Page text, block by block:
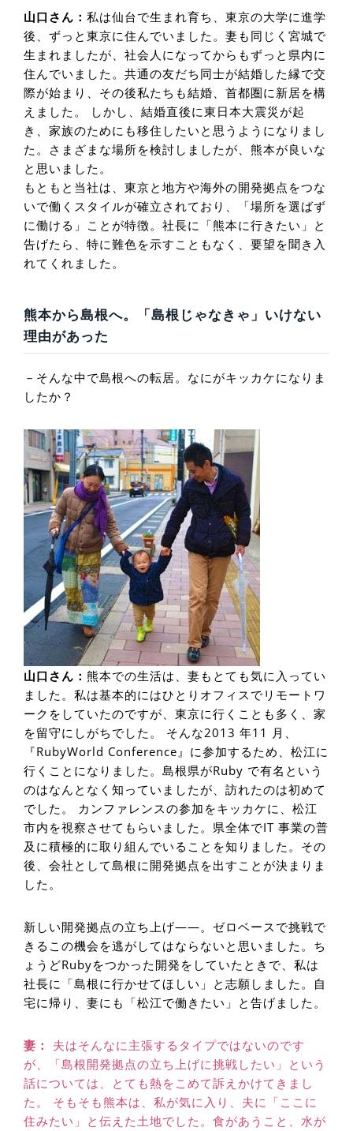
山口さん： 私は仙台で生まれ育ち、東京の大学に進学
後、ずっと東京に住んでいました。妻も同じく宮城で
生まれましたが、社会人になってからもずっと県内に
住んでいました。共通の友だち同士が結婚した縁で交
際が始まり、その後私たちも結婚、首都圏に新居を構
えました。 しかし、結婚直後に東日本大震災が起
き、家族のためにも移住したいと思うようになりまし
た。さまざまな場所を検討しましたが、熊本が良いな
と思いました。
もともと当社は、東京と地方や海外の開発拠点をつな
いで働くスタイルが確立されており、「場所を選ばず
に働ける」ことが特徴。社長に「熊本に行きたい」と
告げたら、特に難色を示すこともなく、要望を聞き入
れてくれました。
熊本から島根へ。「島根じゃなきゃ」いけない
理由があった
－そんな中で島根への転居。なにがキッカケになりま
したか？
山口さん： 熊本での生活は、妻もとても気に入ってい
ました。私は基本的にはひとりオフィスでリモートワ
ークをしていたのですが、東京に行くことも多く、家
を留守にしがちでした。 そんな2013 年11 月、
『RubyWorld Conference』に参加するため、松江に
行くことになりました。島根県がRuby で有名という
のはなんとなく知っていましたが、訪れたのは初めて
でした。 カンファレンスの参加をキッカケに、松江
市内を視察させてもらいました。県全体でIT 事業の普
及に積極的に取り組んでいることを知りました。その
後、会社として島根に開発拠点を出すことが決まりま
した。
新しい開発拠点の立ち上げ――。ゼロベースで挑戦で
きるこの機会を逃がしてはならないと思いました。ち
ょうどRubyをつかった開発をしていたときで、私は
社長に「島根に行かせてほしい」と志願しました。自
宅に帰り、妻にも「松江で働きたい」と告げました。
妻：
夫はそんなに主張するタイプではないのです
が、「島根開発拠点の立ち上げに挑戦したい」という
話については、とても熱をこめて訴えかけてきまし
た。 そもそも熊本は、私が気に入り、夫に「ここに
住みたい」と伝えた土地でした。食があうこと、水が